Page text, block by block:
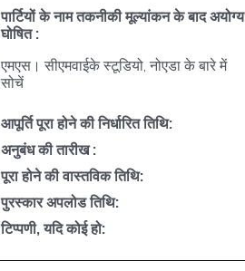
पार्टियों के नाम तकनीकी मूल्यांकन के बाद अयोग्य
घोषित :
एमएस। सीएमवाईके स्टूडियो, नोएडा के बारे में
सोचें
आपूर्ति पूरा होने की निर्धारित तिथि:
अनुबंध की तारीख :
पूरा होने की वास्तविक तिथि:
पुरस्कार अपलोड तिथि:
टिप्पणी, यदि कोई हो: